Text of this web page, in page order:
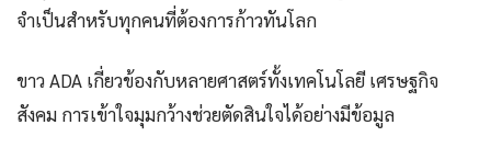
จำเป็นสำหรับทุกคนที่ต้องการก้าวทันโลก
ขาว ADA เกี่ยวข้องกับหลายศาสตร์ทั้งเทคโนโลยี เศรษฐกิจ
สังคม การเข้าใจมุมกว้างช่วยตัดสินใจได้อย่างมีข้อมูล